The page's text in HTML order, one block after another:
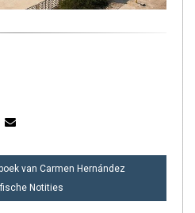
van Carmen Hernández
Notities